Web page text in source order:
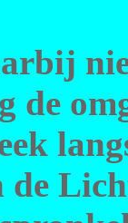
de
de